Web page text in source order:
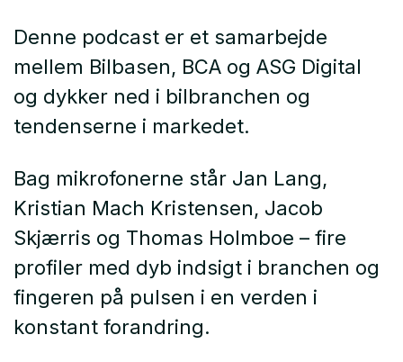
Denne podcast er et samarbejde
mellem Bilbasen, BCA og ASG Digital
og dykker ned i bilbranchen og
tendenserne i markedet.
Bag mikrofonerne står Jan Lang,
Kristian Mach Kristensen, Jacob
Skjærris og Thomas Holmboe – fire
profiler med dyb indsigt i branchen og
fingeren på pulsen i en verden i
konstant forandring.